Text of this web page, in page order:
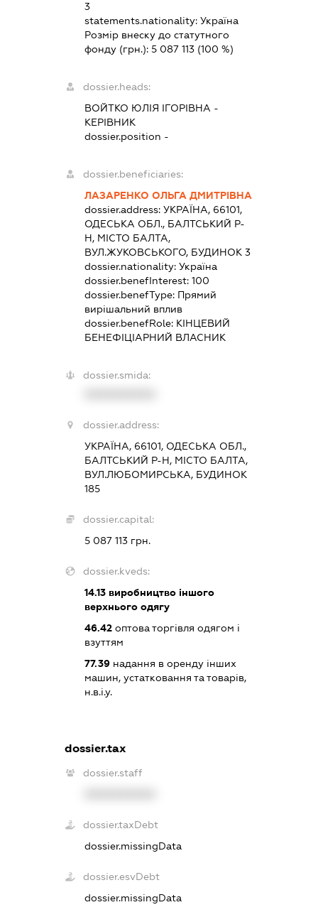
3
statements.nationality: Україна
Розмір внеску до статутного
фонду (грн.): 5 087 113(100 %)
dossier.heads:
ВОЙТКО ЮЛІЯ ІГОРІВНА -
КЕРІВНИК
dossier.position -
dossier.beneficiaries:
ЛАЗАРЕНКО ОЛЬГА ДМИТРІВНА
dossier.address: УКРАЇНА, 66101,
ОДЕСЬКА ОБЛ., БАЛТСЬКИЙ Р-
Н, МІСТО БАЛТА,
ВУЛ.ЖУКОВСЬКОГО, БУДИНОК 3
dossier.nationality: Україна
dossier.benefInterest: 100
dossier.benefType: Прямий
вирішальний вплив
dossier.benefRole: КІНЦЕВИЙ
БЕНЕФІЦІАРНИЙ ВЛАСНИК
dossier.smida:
dossier.address:
УКРАЇНА, 66101, ОДЕСЬКА ОБЛ.,
БАЛТСЬКИЙ Р-Н, МІСТО БАЛТА,
ВУЛ.ЛЮБОМИРСЬКА, БУДИНОК
185
dossier.capital:
5 087 113 грн.
dossier.kveds:
14.13виробництво іншого
верхнього одягу
46.42оптова торгівля одягом і
взуттям
77.39надання в оренду інших
машин, устатковання та товарів,
н.в.і.у.
dossier.tax
dossier.staff
dossier.taxDebt
dossier.missingData
dossier.esvDebt
dossier.missingData